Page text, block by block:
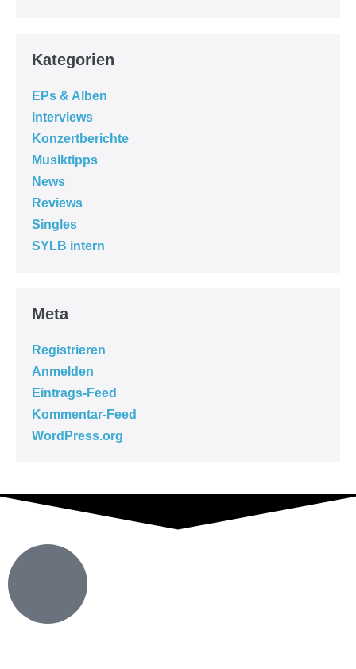
Kategorien
EPs & Alben
Interviews
Konzertberichte
Musiktipps
News
Reviews
Singles
SYLB intern
Meta
Registrieren
Anmelden
Eintrags-Feed
Kommentar-Feed
WordPress.org